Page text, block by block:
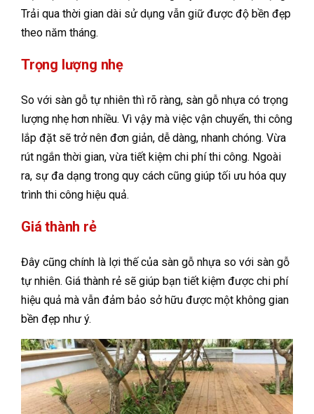
Trải qua thời gian dài sử dụng vẫn giữ được độ bền đẹp
theo năm tháng.
Trọng lượng nhẹ
So với sàn gỗ tự nhiên thì rõ ràng, sàn gỗ nhựa có trọng
lượng nhẹ hơn nhiều. Vì vậy mà việc vận chuyển, thi công
lắp đặt sẽ trở nên đơn giản, dễ dàng, nhanh chóng. Vừa
rút ngắn thời gian, vừa tiết kiệm chi phí thi công. Ngoài
ra, sự đa dạng trong quy cách cũng giúp tối ưu hóa quy
trình thi công hiệu quả.
Giá thành rẻ
Đây cũng chính là lợi thế của sàn gỗ nhựa so với sàn gỗ
tự nhiên. Giá thành rẻ sẽ giúp bạn tiết kiệm được chi phí
hiệu quả mà vẫn đảm bảo sở hữu được một không gian
bền đẹp như ý.